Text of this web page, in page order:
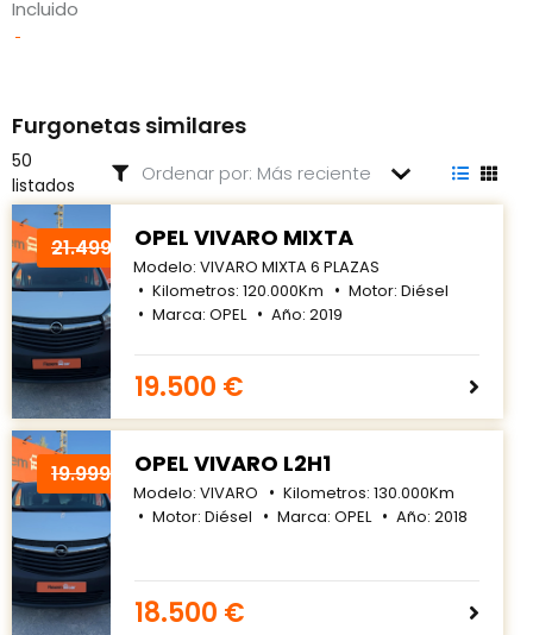
Incluido
Furgonetas similares
50
listados
21.499€ OPEL VIVARO MIXTA
Modelo: VIVARO MIXTA 6 PLAZAS
Kilometros: 120.000Km Motor: Diésel
Marca: OPEL Año: 2019
19.500 €
19.999€ OPEL VIVARO L2H1
Modelo: VIVARO Kilometros: 130.000Km
Motor: Diésel Marca: OPEL Año: 2018
18.500 €